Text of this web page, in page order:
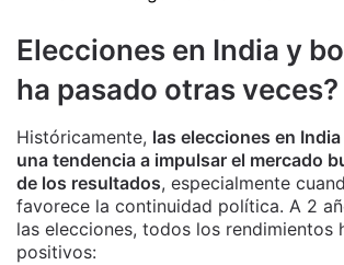
Elecciones en India y
ha pasado otras veces?
Históricamente, las elecciones en
una tendencia a impulsar el mercado
de los resultados, especialmente
favorece la continuidad política. A 2
las elecciones, todos los rendimientos
positivos: